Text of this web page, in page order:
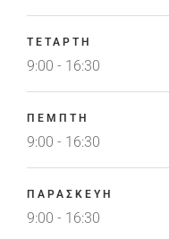
ΤΕΤΑΡΤΗ
9:00 - 16:30
ΠΕΜΠΤΗ
9:00 - 16:30
ΠΑΡΑΣΚΕΥΗ
9:00 - 16:30